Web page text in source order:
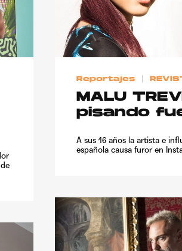
Reportajes
MALU
pisando
A sus 16 años la artista e
española causa furor en